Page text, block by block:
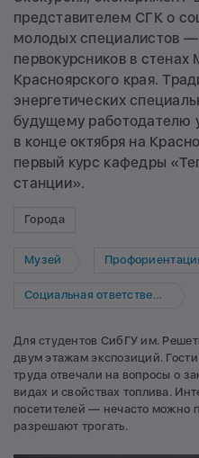
представителем СГК о
молодых специалистов
первокурсников в стенах
Красноярского края.
энергетических
будущему работодателю
в конце октября на
первый курс кафедры
станции».
Города
Музей
Социальная ответственность
Для студентов СибГУ им.
двум этажам экспозиций.
труда отвечали на вопросы о
видах и свойствах топлива.
посетителей — нечасто можно
разрешают трогать.